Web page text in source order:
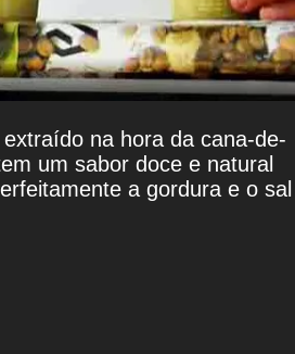
na hora da cana-de-
um sabor doce e natural
a gordura e o sal